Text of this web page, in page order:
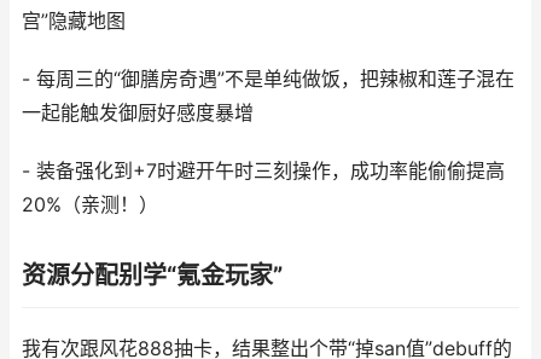
宫”隐藏地图
- 每周三的“御膳房奇遇”不是单纯做饭，把辣椒和莲子混在
一起能触发御厨好感度暴增
- 装备强化到+7时避开午时三刻操作，成功率能偷偷提高
20%（亲测！）
资源分配别学“氪金玩家”
我有次跟风花888抽卡，结果整出个带“掉san值”debuff的